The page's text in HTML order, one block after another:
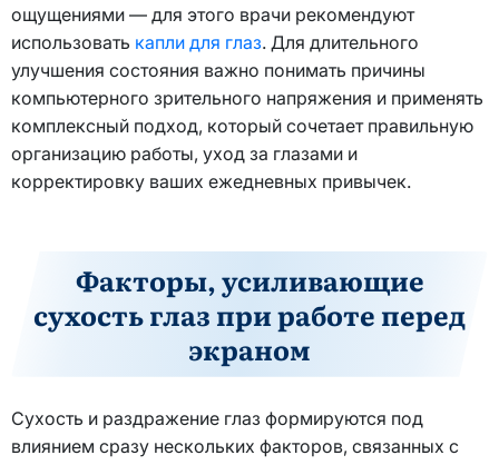
ощущениями — для этого врачи рекомендуют
использовать капли для глаз. Для длительного
улучшения состояния важно понимать причины
компьютерного зрительного напряжения и применять
комплексный подход, который сочетает правильную
организацию работы, уход за глазами и
корректировку ваших ежедневных привычек.
Факторы, усиливающие
сухость глаз при работе перед
экраном
Сухость и раздражение глаз формируются под
влиянием сразу нескольких факторов, связанных с